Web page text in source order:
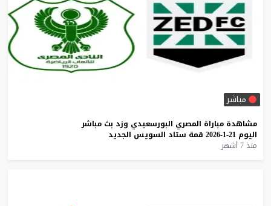
مباشر
مشاهدة مباراة المصري البورسعيدي وزد بث مباشر
اليوم 21-1-2026 قمة ستاد السويس الجديد
منذ 7 أشهر